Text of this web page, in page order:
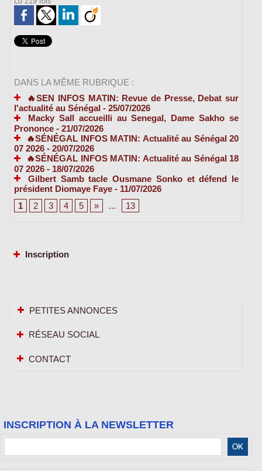
DANS LA MÊME RUBRIQUE :
🔥SEN INFOS MATIN: Revue de Presse, Debat sur
l'actualité au Sénégal - 25/07/2026
Macky Sall accueilli au Senegal, Dame Sakho se
Prononce - 21/07/2026
🔥SÉNÉGAL INFOS MATIN: Actualité au Sénégal 20
07 2026 - 20/07/2026
🔥SÉNÉGAL INFOS MATIN: Actualité au Sénégal 18
07 2026 - 18/07/2026
Gilbert Samb tacle Ousmane Sonko et défend le
président Diomaye Faye - 11/07/2026
1
2 3 4 5 » ... 13
Inscription
PETITES ANNONCES
RÉSEAU SOCIAL
CONTACT
INSCRIPTION À LA NEWSLETTER